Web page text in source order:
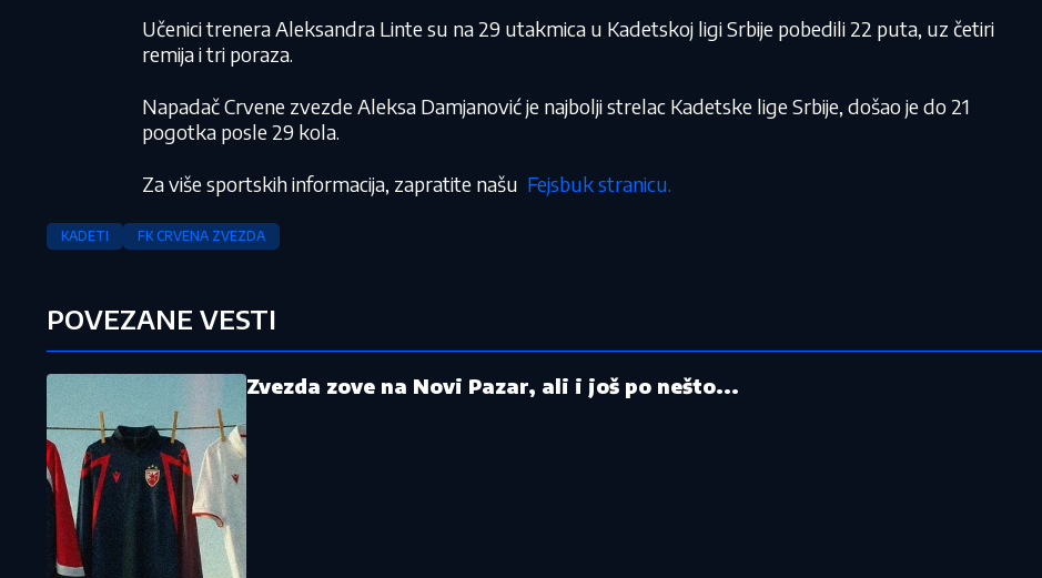
Učenici trenera Aleksandra Linte su na 29 utakmica u Kadetskoj ligi Srbije pobedili 22 puta, uz četiri
remija i tri poraza.
Napadač Crvene zvezde Aleksa Damjanović je najbolji strelac Kadetske lige Srbije, došao je do 21
pogotka posle 29 kola.
Za više sportskih informacija, zapratite našu Fejsbuk stranicu.
KADETI FK CRVENA ZVEZDA
POVEZANE VESTI
Zvezda zove na Novi Pazar, ali i još po nešto...